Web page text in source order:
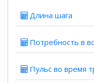
Длина шага
Потребность в
Пульс во время